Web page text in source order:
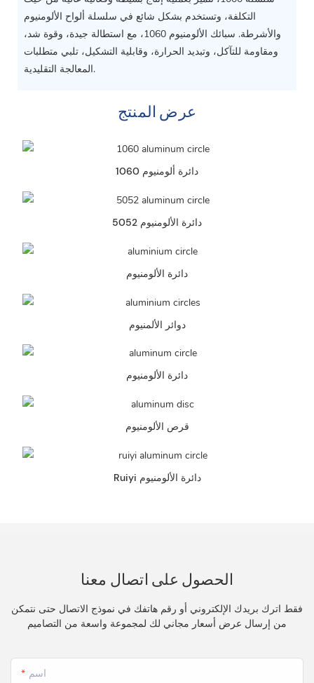
التكلفة، وتستخدم بشكل شائع في سلسلة ألواح الألومنيوم
والأشرطة. سبائك الألومنيوم 1060، مع استطالة جيدة، وقوة شد،
ومقاومة للتآكل، وتبديد الحرارة، وقابلية التشكيل، تلبي متطلبات
المعالجة التقليدية.
عرض المنتج
1060 دائرة ألومنيوم
5052 دائرة الألومنيوم
دائرة الألومنيوم
دوائر الألمنيوم
دائرة الألومنيوم
قرص الألومنيوم
Ruiyi دائرة الألومنيوم
الحصول على اتصال معنا
فقط اترك بريدك الإلكتروني أو رقم هاتفك في نموذج الاتصال حتى نتمكن
من إرسال عرض أسعار مجاني لك لمجموعة واسعة من التصاميم
اسم